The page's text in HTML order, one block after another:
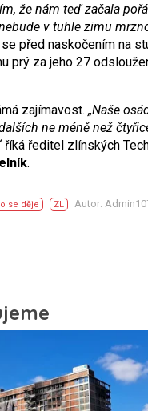
že nám teď začala
v tuhle zimu
před naskočením na
prý za jeho 27
zajímavost. „Naše
ne méně než
říká ředitel zlínských
.
se děje ZL Autor: